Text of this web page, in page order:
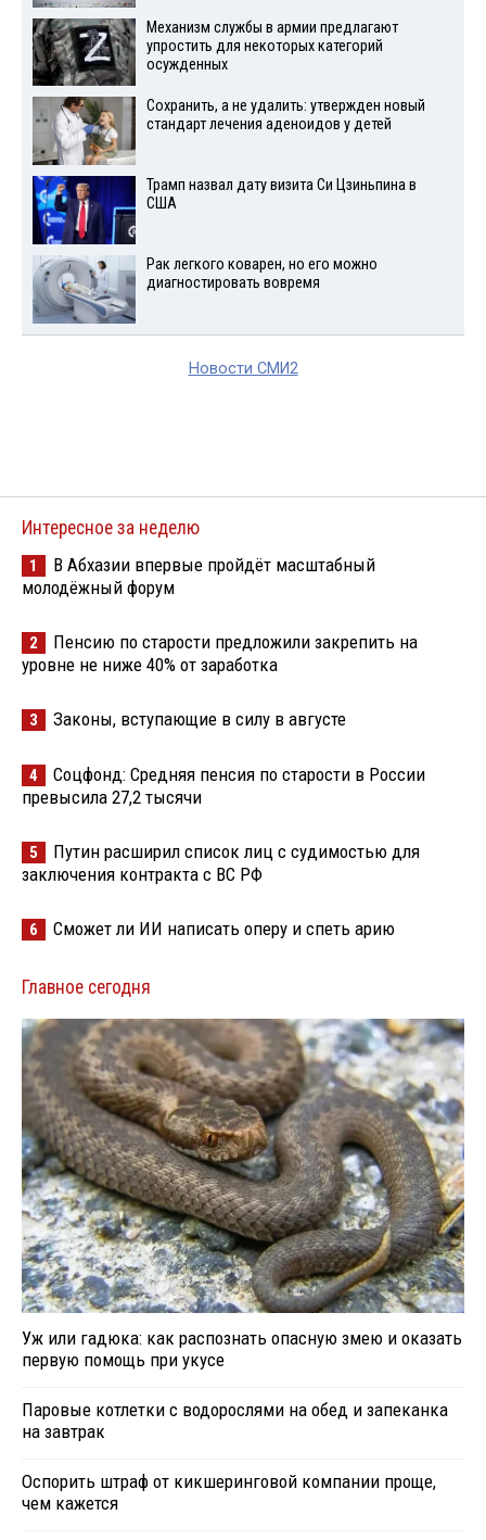
Механизм службы в армии предлагают
упростить для некоторых категорий
осужденных
Сохранить, а не удалить: утвержден новый
стандарт лечения аденоидов у детей
Трамп назвал дату визита Си Цзиньпина в
США
Рак легкого коварен, но его можно
диагностировать вовремя
Новости СМИ2
Интересное за неделю
1
В Абхазии впервые пройдёт масштабный
молодёжный форум
2
Пенсию по старости предложили закрепить на
уровне не ниже 40% от заработка
3 Законы, вступающие в силу в августе
4
Соцфонд: Средняя пенсия по старости в России
превысила 27,2 тысячи
5
Путин расширил список лиц с судимостью для
заключения контракта с ВС РФ
6 Сможет ли ИИ написать оперу и спеть арию
Главное сегодня
Уж или гадюка: как распознать опасную змею и оказать
первую помощь при укусе
Паровые котлетки с водорослями на обед и запеканка
на завтрак
Оспорить штраф от кикшеринговой компании проще,
чем кажется